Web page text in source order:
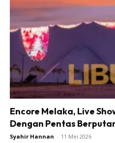
Encore Melaka, Live
Dengan Pentas
Syahir Hannan - 11 Mei 2026